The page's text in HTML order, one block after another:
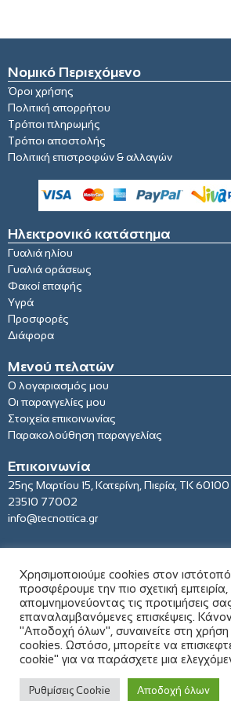
Νομικό Περιεχόμενο
Όροι χρήσης
Πολιτική απορρήτου
Τρόποι πληρωμής
Τρόποι αποστολής
Πολιτική επιστροφών & αλλαγών
Ηλεκτρονικό κατάστημα
Γυαλιά ηλίου
Γυαλιά οράσεως
Φακοί επαφής
Υγρά
Προσφορές
Διάφορα
Μενού πελατών
Ο λογαριασμός μου
Οι παραγγελίες μου
Στοιχεία επικοινωνίας
Παρακολούθηση παραγγελίας
Επικοινωνία
25ης Μαρτίου 15, Κατερίνη, Πιερία, ΤΚ 60100
23510 77002
info@tecnottica.gr
Χρησιμοποιούμε cookies στον
προσφέρουμε την πιο σχετική εμπειρία,
απομνημονεύοντας τις προτιμήσεις
επαναλαμβανόμενες επισκέψεις.
"Αποδοχή όλων", συναινείτε στη
cookies. Ωστόσο, μπορείτε να
cookie" για να παράσχετε μια
Ρυθμίσεις Cookie Αποδοχή όλων